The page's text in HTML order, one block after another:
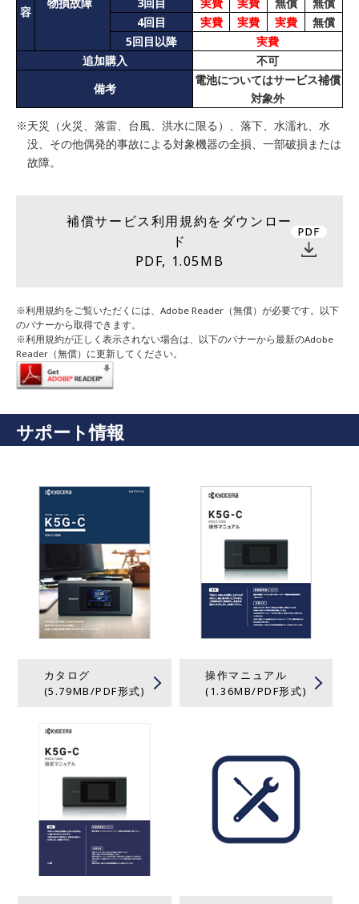
容
4回目
実費 実費 実費
無償
5回目以降
実費
追加購入
不可
備考
電池についてはサービス補償
対象外
※天災（火災、落雷、台風、洪水に限る）、落下、水濡れ、水
没、その他偶発的事故による対象機器の全損、一部破損または
故障。
補償サービス利用規約をダウンロー
ド
PDF, 1.05MB
※利用規約をご覧いただくには、Adobe Reader（無償）が必要です。以下
のバナーから取得できます。
※利用規約が正しく表示されない場合は、以下のバナーから最新のAdobe
Reader（無償）に更新してください。
サポート情報
カタログ
(5.79MB/PDF形式)
操作マニュアル
(1.36MB/PDF形式)